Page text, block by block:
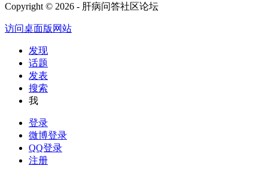
Copyright © 2026 - 肝病问答社区论坛
访问桌面版网站
发现
话题
发表
搜索
我
登录
微博登录
QQ登录
注册